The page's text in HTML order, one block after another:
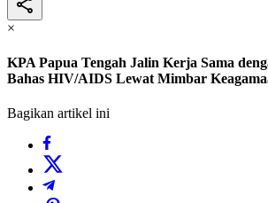
×
KPA Papua Tengah Jalin Kerja Sama
Bahas HIV/AIDS Lewat Mimbar
Bagikan artikel ini